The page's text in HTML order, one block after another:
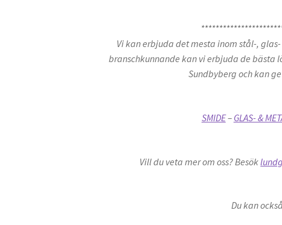
Vi kan erbjuda det mesta inom stål-,
branschkunnande kan vi erbjuda de bästa
Sundbyberg och kan
SMIDE– GLAS- &
Vill du veta mer om oss? Besök
Du kan